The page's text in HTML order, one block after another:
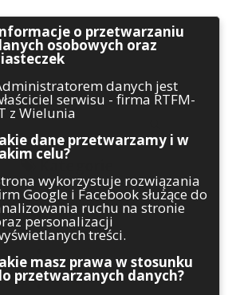
|INWESTYCJE
Szukaj
Kategorie
Architektura
Gospodarka
Handel
Komunikaty
Kultura
o przetwarzaniu
osobowych oraz
danych jest
serwisu - firma RTFM-
z Wielunia
dane przetwarzamy i w
celu?
wykorzystuje rozwiązania
Google i Facebook służące do
ruchu na stronie
personalizacji
treści.
masz prawa w stosunku
przetwarzanych danych?